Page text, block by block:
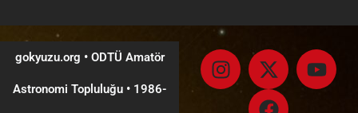
gokyuzu.org • ODTÜ Amatör
Astronomi Topluluğu •1986-